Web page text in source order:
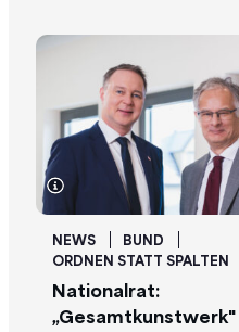
NEWS
BUND
ORDNEN STATT SPALTEN
Nationalrat:
„Gesamtkunstwerk"